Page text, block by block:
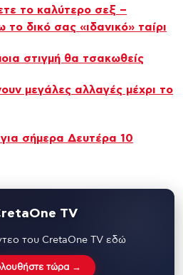
το καλύτερο σεξ –
δικό σας «ιδανικό» ταίρι
στιγμή θα τσακωθείς
μεγάλες αλλαγές μέχρι το
σήμερα Δευτέρα 10
TV
του CretaOne TV εδώ
τώρα →